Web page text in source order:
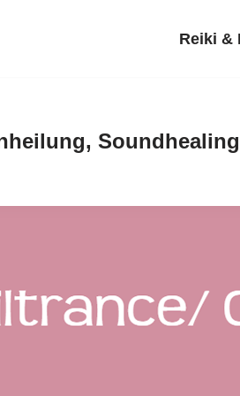
Reiki &
Soundhealing